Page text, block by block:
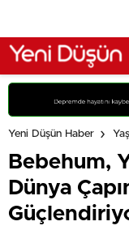
Yeni Düşün Haber
Bebehum,
Dünya